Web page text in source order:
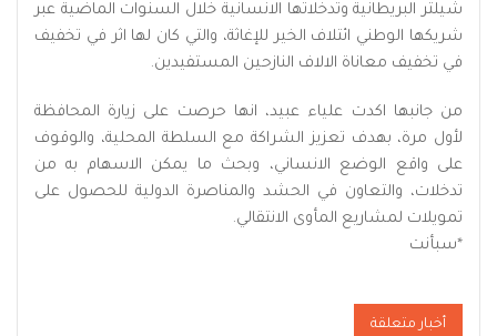
شيلتر البريطانية وتدخلاتها الانسانية خلال السنوات الماضية عبر
شريكها الوطني ائتلاف الخير للإغاثة، والتي كان لها اثر في تخفيف
في تخفيف معاناة الالاف النازحين المستفيدين.
من جانبها اكدت علياء عبيد، انها حرصت على زيارة المحافظة
لأول مرة، بهدف تعزيز الشراكة مع السلطة المحلية، والوقوف
على واقع الوضع الانساني، وبحث ما يمكن الاسهام به من
تدخلات، والتعاون في الحشد والمناصرة الدولية للحصول على
تمويلات لمشاريع المأوى الانتقالي.
*سبأنت
أخبار متعلقة